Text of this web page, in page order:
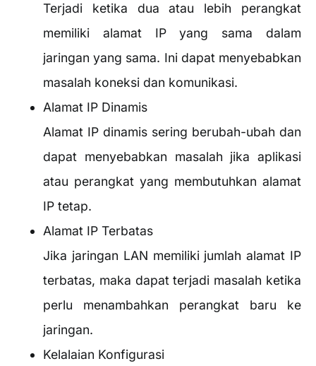
Terjadi ketika dua atau lebih perangkat
memiliki alamat IP yang sama dalam
jaringan yang sama. Ini dapat menyebabkan
masalah koneksi dan komunikasi.
Alamat IP Dinamis
Alamat IP dinamis sering berubah-ubah dan
dapat menyebabkan masalah jika aplikasi
atau perangkat yang membutuhkan alamat
IP tetap.
Alamat IP Terbatas
Jika jaringan LAN memiliki jumlah alamat IP
terbatas, maka dapat terjadi masalah ketika
perlu menambahkan perangkat baru ke
jaringan.
Kelalaian Konfigurasi